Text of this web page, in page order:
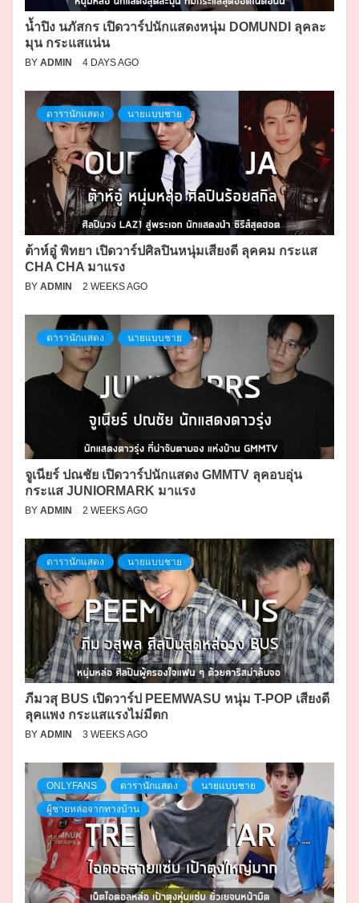
น้ำปิง นภัสกร เปิดวาร์ปนักแสดงหนุ่ม DOMUNDI ลุคละ
มุน กระแสแน่น
BY ADMIN 4 DAYS AGO
ดารานักแสดง นายแบบชาย
ต้าห์อู๋ พิทยา เปิดวาร์ปศิลปินหนุ่มเสียงดี ลุคคม กระแส
CHA CHA มาแรง
BY ADMIN 2 WEEKS AGO
ดารานักแสดง นายแบบชาย
จูเนียร์ ปณชัย เปิดวาร์ปนักแสดง GMMTV ลุคอบอุ่น
กระแส JUNIORMARK มาแรง
BY ADMIN 2 WEEKS AGO
ดารานักแสดง นายแบบชาย
ภีมวสุ BUS เปิดวาร์ป PEEMWASU หนุ่ม T-POP เสียงดี
ลุคแพง กระแสแรงไม่มีตก
BY ADMIN 3 WEEKS AGO
ONLYFANS ดารานักแสดง นายแบบชาย
ผู้ชายหล่อจากทางบ้าน